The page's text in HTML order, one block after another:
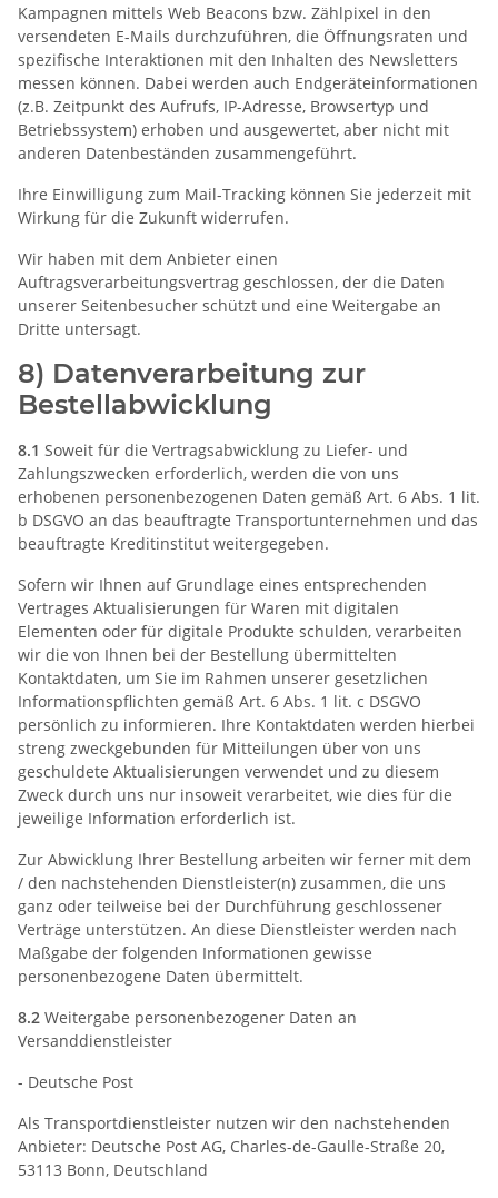
Kampagnen mittels Web Beacons bzw. Zählpixel in den
versendeten E-Mails durchzuführen, die Öffnungsraten und
spezifische Interaktionen mit den Inhalten des Newsletters
messen können. Dabei werden auch Endgeräteinformationen
(z.B. Zeitpunkt des Aufrufs, IP-Adresse, Browsertyp und
Betriebssystem) erhoben und ausgewertet, aber nicht mit
anderen Datenbeständen zusammengeführt.
Ihre Einwilligung zum Mail-Tracking können Sie jederzeit mit
Wirkung für die Zukunft widerrufen.
Wir haben mit dem Anbieter einen
Auftragsverarbeitungsvertrag geschlossen, der die Daten
unserer Seitenbesucher schützt und eine Weitergabe an
Dritte untersagt.
8) Datenverarbeitung zur
Bestellabwicklung
8.1 Soweit für die Vertragsabwicklung zu Liefer- und
Zahlungszwecken erforderlich, werden die von uns
erhobenen personenbezogenen Daten gemäß Art. 6 Abs. 1 lit.
b DSGVO an das beauftragte Transportunternehmen und das
beauftragte Kreditinstitut weitergegeben.
Sofern wir Ihnen auf Grundlage eines entsprechenden
Vertrages Aktualisierungen für Waren mit digitalen
Elementen oder für digitale Produkte schulden, verarbeiten
wir die von Ihnen bei der Bestellung übermittelten
Kontaktdaten, um Sie im Rahmen unserer gesetzlichen
Informationspflichten gemäß Art. 6 Abs. 1 lit. c DSGVO
persönlich zu informieren. Ihre Kontaktdaten werden hierbei
streng zweckgebunden für Mitteilungen über von uns
geschuldete Aktualisierungen verwendet und zu diesem
Zweck durch uns nur insoweit verarbeitet, wie dies für die
jeweilige Information erforderlich ist.
Zur Abwicklung Ihrer Bestellung arbeiten wir ferner mit dem
/ den nachstehenden Dienstleister(n) zusammen, die uns
ganz oder teilweise bei der Durchführung geschlossener
Verträge unterstützen. An diese Dienstleister werden nach
Maßgabe der folgenden Informationen gewisse
personenbezogene Daten übermittelt.
8.2 Weitergabe personenbezogener Daten an
Versanddienstleister
- Deutsche Post
Als Transportdienstleister nutzen wir den nachstehenden
Anbieter: Deutsche Post AG, Charles-de-Gaulle-Straße 20,
53113 Bonn, Deutschland